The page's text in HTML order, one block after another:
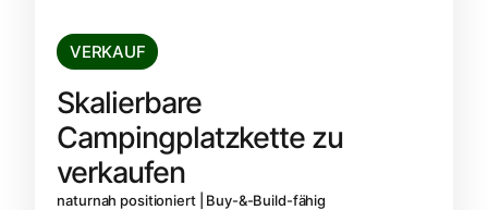
VERKAUF
Skalierbare
Campingplatzkette zu
verkaufen
naturnah positioniert | Buy-&-Build-fähig